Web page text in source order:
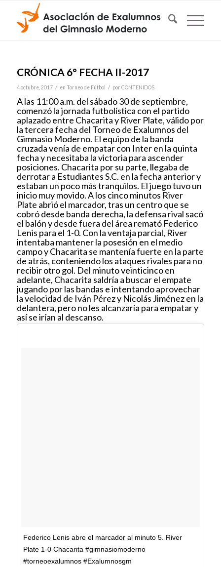
CRÓNICA 6° FECHA II-2017
4 octubre, 2017 / en Torneo de Fútbol / por CONTENIDOS
A las 11:00 a.m. del sábado 30 de septiembre,
comenzó la jornada futbolística con el partido
aplazado entre Chacarita y River Plate, válido por
la tercera fecha del Torneo de Exalumnos del
Gimnasio Moderno. El equipo de la banda
cruzada venía de empatar con Inter en la quinta
fecha y necesitaba la victoria para ascender
posiciones. Chacarita por su parte, llegaba de
derrotar a Estudiantes S.C. en la fecha anterior y
estaban un poco más tranquilos. El juego tuvo un
inicio muy movido. A los cinco minutos River
Plate abrió el marcador, tras un centro que se
cobró desde banda derecha, la defensa rival sacó
el balón y desde fuera del área remató Federico
Lenis para el 1-0. Con la ventaja parcial, River
intentaba mantener la posesión en el medio
campo y Chacarita se mantenía fuerte en la parte
de atrás, conteniendo los ataques rivales para no
recibir otro gol. Del minuto veinticinco en
adelante, Chacarita saldría a buscar el empate
jugando por las bandas e intentando aprovechar
la velocidad de Iván Pérez y Nicolás Jiménez en la
delantera, pero no les alcanzaría para empatar y
así se irían al descanso.
Federico Lenis abre el marcador al minuto 5. River
Plate 1-0 Chacarita #gimnasiomoderno
#torneoexalumnos #Exalumnosgm